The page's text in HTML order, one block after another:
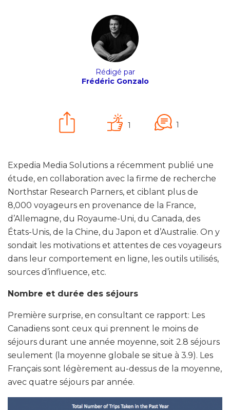
Rédigé par
Frédéric Gonzalo
1 1
Expedia Media Solutions a récemment publié une
étude, en collaboration avec la firme de recherche
Northstar Research Parners, et ciblant plus de
8,000 voyageurs en provenance de la France,
d’Allemagne, du Royaume-Uni, du Canada, des
États-Unis, de la Chine, du Japon et d’Australie. On y
sondait les motivations et attentes de ces voyageurs
dans leur comportement en ligne, les outils utilisés,
sources d’influence, etc.
Nombre et durée des séjours
Première surprise, en consultant ce rapport: Les
Canadiens sont ceux qui prennent le moins de
séjours durant une année moyenne, soit 2.8 séjours
seulement (la moyenne globale se situe à 3.9). Les
Français sont légèrement au-dessus de la moyenne,
avec quatre séjours par année.